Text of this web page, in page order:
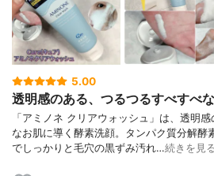
5.00
透明感のある、つるつるすべすべ
「アミノネ クリアウォッシュ」は、透明
なお肌に導く酵素洗顔。タンパク質分解酵
でしっかりと毛穴の黒ずみ汚れ…続きを見